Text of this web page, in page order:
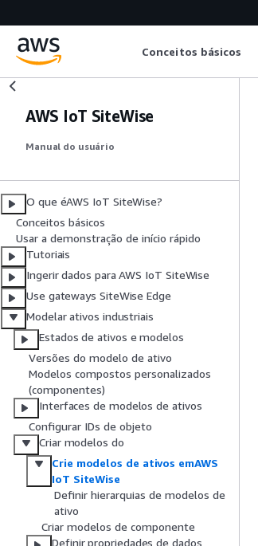
Conceitos básicos
AWS IoT SiteWise
Manual do usuário
O que éAWS IoT SiteWise?
Conceitos básicos
Usar a demonstração de início rápido
Tutoriais
Ingerir dados para AWS IoT SiteWise
Use gateways SiteWise Edge
Modelar ativos industriais
Estados de ativos e modelos
Versões do modelo de ativo
Modelos compostos personalizados
(componentes)
Interfaces de modelos de ativos
Configurar IDs de objeto
Criar modelos do
Crie modelos de ativos emAWS
IoT SiteWise
Definir hierarquias de modelos de
ativo
Criar modelos de componente
Definir propriedades de dados